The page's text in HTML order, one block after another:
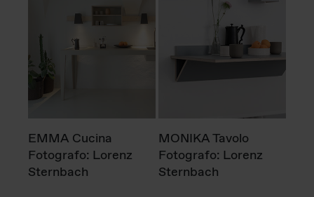
EMMA Cucina
Fotografo: Lorenz
Sternbach
MONIKA Tavolo
Fotografo: Lorenz
Sternbach